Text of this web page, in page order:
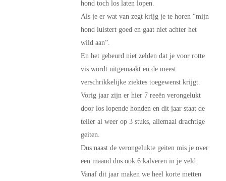
hond toch los laten lopen.
Als je er wat van zegt krijg je te horen “mijn
hond luistert goed en gaat niet achter het
wild aan”.
En het gebeurd niet zelden dat je voor rotte
vis wordt uitgemaakt en de meest
verschrikkelijke ziektes toegewenst krijgt.
Vorig jaar zijn er hier 7 reeën verongelukt
door los lopende honden en dit jaar staat de
teller al weer op 3 stuks, allemaal drachtige
geiten.
Dus naast de verongelukte geiten mis je over
een maand dus ook 6 kalveren in je veld.
Vanaf dit jaar maken we heel korte metten